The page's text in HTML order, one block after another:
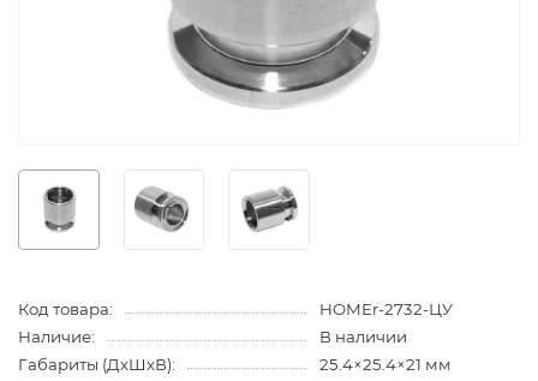
Код товара:
HOMEr-2732-ЦУ
Наличие:
В наличии
Габариты (ДхШхВ):
25.4×25.4×21 мм